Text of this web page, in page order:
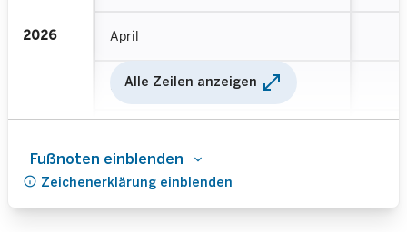
2026 April
März
Januar
Alle Zeilen anzeigen open_in_full
Fußnoten einblenden
info Zeichenerklärung einblenden